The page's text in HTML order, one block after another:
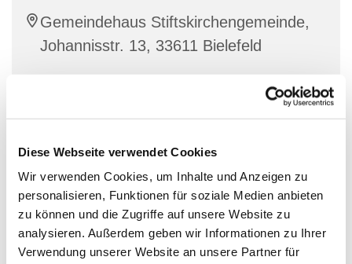
Diese Webseite verwendet Cookies
Wir verwenden Cookies, um Inhalte und Anzeigen zu
personalisieren, Funktionen für soziale Medien anbieten
zu können und die Zugriffe auf unsere Website zu
analysieren. Außerdem geben wir Informationen zu Ihrer
Verwendung unserer Website an unsere Partner für
Gemeindehaus Stiftskirchengemeinde,
Johannisstr. 13, 33611 Bielefeld